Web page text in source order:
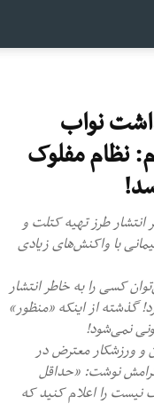
نواب
نظام مفلوک
انتشار طرز تهیه کتلت و
با واکنش‌های زیادی
کسی را به خاطر انتشار
گذشته از اینکه «منظور»
نمی‌شود!
و ورزشکار معترض در
نوشت: «حداقل
نیست را اعلام کنید که